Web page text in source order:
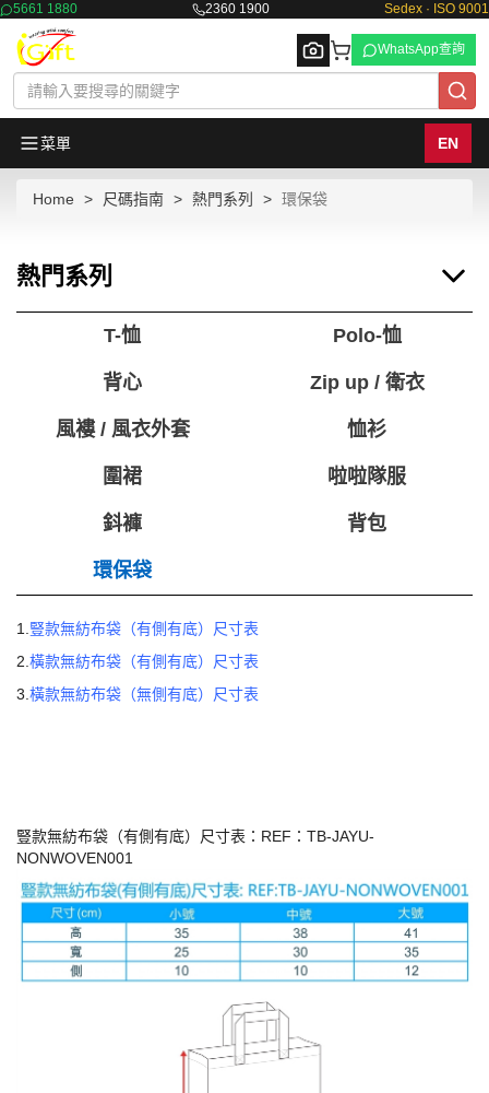
5661 1880 2360 1900 Sedex · ISO 9001
Browse
WhatsApp查詢
菜單 EN
Home 尺碼指南 熱門系列 環保袋
熱門系列
T-恤 Polo-恤
背心 Zip up / 衛衣
風褸 / 風衣外套 恤衫
圍裙 啦啦隊服
鈄褲 背包
環保袋
1. 豎款無紡布袋（有側有底）尺寸表
2. 橫款無紡布袋（有側有底）尺寸表
3. 橫款無紡布袋（無側有底）尺寸表
豎款無紡布袋（有側有底）尺寸表：REF：TB-JAYU-
NONWOVEN001